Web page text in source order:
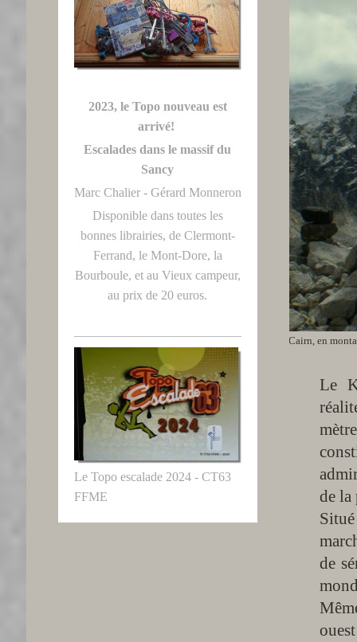
Cairn, en
Le
de la
de
2023, le Topo nouveau est
arrivé!
Escalades dans le massif du
Sancy
Marc Chalier - Gérard Monneron
Disponible dans toutes les
bonnes librairies, de Clermont-
Ferrand, le Mont-Dore, la
Bourboule, et au Vieux campeur,
au prix de 20 euros.
Le Topo escalade 2024 - CT63
FFME